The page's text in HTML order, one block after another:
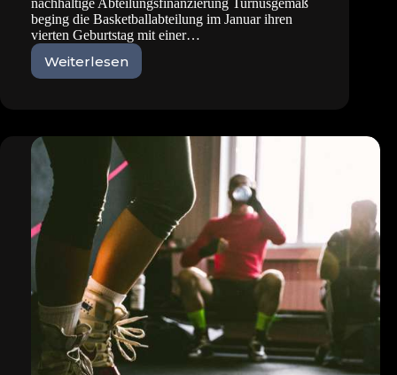
nachhaltige Abteilungsfinanzierung Turnusgemäß
beging die Basketballabteilung im Januar ihren
vierten Geburtstag mit einer…
Weiterlesen
2.